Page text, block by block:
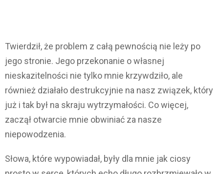
Twierdził, że problem z całą pewnością nie leży po
jego stronie. Jego przekonanie o własnej
nieskazitelności nie tylko mnie krzywdziło, ale
również działało destrukcyjnie na nasz związek, który
już i tak był na skraju wytrzymałości. Co więcej,
zaczął otwarcie mnie obwiniać za nasze
niepowodzenia.
Słowa, które wypowiadał, były dla mnie jak ciosy